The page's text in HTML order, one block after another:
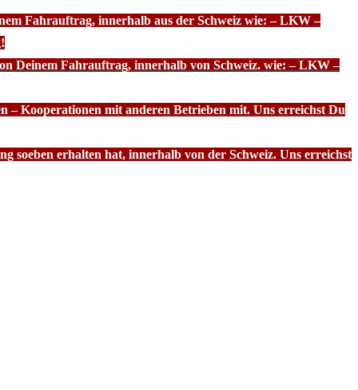
Fahrauftrag, innerhalb aus der Schweiz wie: – LKW –
Deinem Fahrauftrag, innerhalb von Schweiz. wie: – LKW –
– Kooperationen mit anderen Betrieben mit. Uns erreichst Du
soeben erhalten hat, innerhalb von der Schweiz. Uns erreichst